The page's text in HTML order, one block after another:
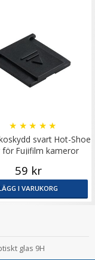
svart Hot-Shoe
för Fujifilm kameror
★ ★ ★ ★ ★
59 kr
I VARUKORG
glas 9H